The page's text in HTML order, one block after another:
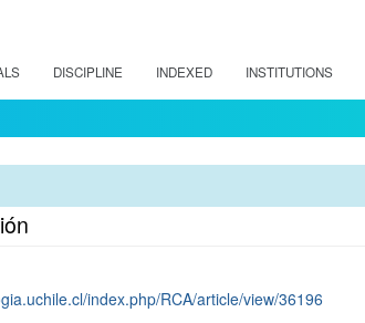
DISCIPLINE INDEXED INSTITUTIONS
index.php/RCA/article/view/36196